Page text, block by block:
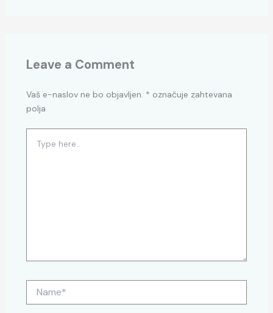
Leave a Comment
Vaš e-naslov ne bo objavljen. * označuje zahtevana
polja
here..